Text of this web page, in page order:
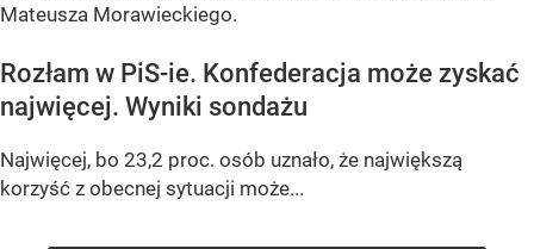
Mateusza Morawieckiego.
Rozłam w PiS-ie. Konfederacja może zyskać
najwięcej. Wyniki sondażu
Najwięcej, bo 23,2 proc. osób uznało, że największą
korzyść z obecnej sytuacji może...